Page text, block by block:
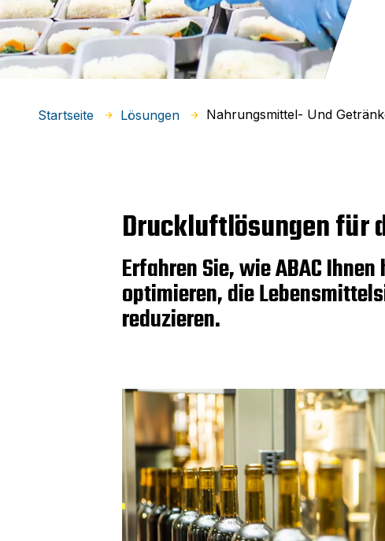
Startseite Lösungen Nahrungsmittel- Und
Druckluftlösungen für
Erfahren Sie, wie ABAC
optimieren, die
reduzieren.